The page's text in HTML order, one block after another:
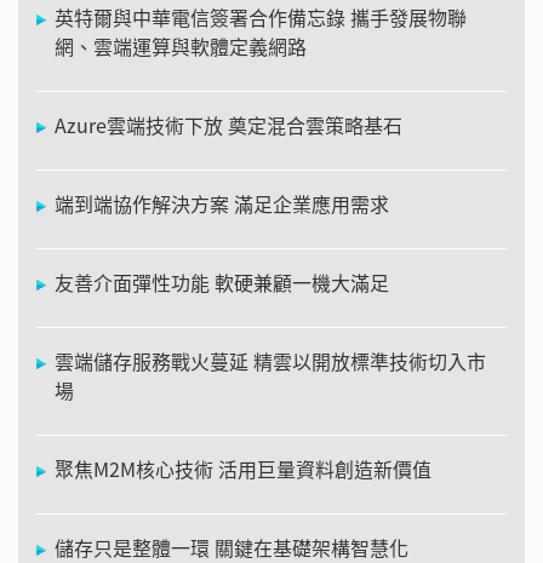
英特爾與中華電信簽署合作備忘錄 攜手發展物聯
網、雲端運算與軟體定義網路
Azure雲端技術下放 奠定混合雲策略基石
端到端協作解決方案 滿足企業應用需求
友善介面彈性功能 軟硬兼顧一機大滿足
雲端儲存服務戰火蔓延 精雲以開放標準技術切入市
場
聚焦M2M核心技術 活用巨量資料創造新價值
儲存只是整體一環 關鍵在基礎架構智慧化